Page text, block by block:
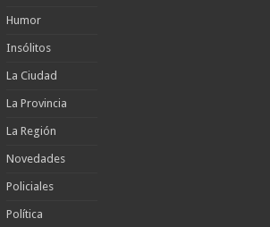
Humor
Insólitos
La Ciudad
La Provincia
La Región
Novedades
Policiales
Política